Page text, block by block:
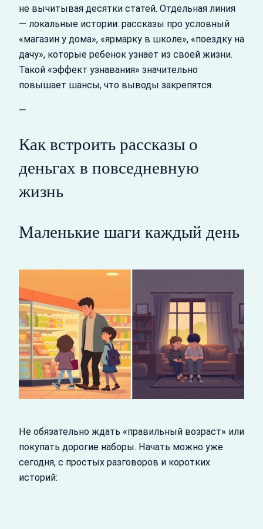
не вычитывая десятки статей. Отдельная линия
— локальные истории: рассказы про условный
«магазин у дома», «ярмарку в школе», «поездку на
дачу», которые ребенок узнает из своей жизни.
Такой «эффект узнавания» значительно
повышает шансы, что выводы закрепятся.
—
Как встроить рассказы о
деньгах в повседневную
жизнь
Маленькие шаги каждый день
Не обязательно ждать «правильный возраст» или
покупать дорогие наборы. Начать можно уже
сегодня, с простых разговоров и коротких
историй: